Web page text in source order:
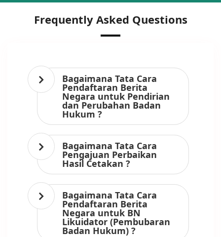
Frequently Asked Questions
Bagaimana Tata Cara
Pendaftaran Berita
Negara untuk Pendirian
dan Perubahan Badan
Hukum ?
Bagaimana Tata Cara
Pengajuan Perbaikan
Hasil Cetakan ?
Bagaimana Tata Cara
Pendaftaran Berita
Negara untuk BN
Likuidator (Pembubaran
Badan Hukum) ?